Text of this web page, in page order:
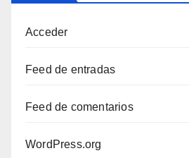
Acceder
Feed de entradas
Feed de comentarios
WordPress.org